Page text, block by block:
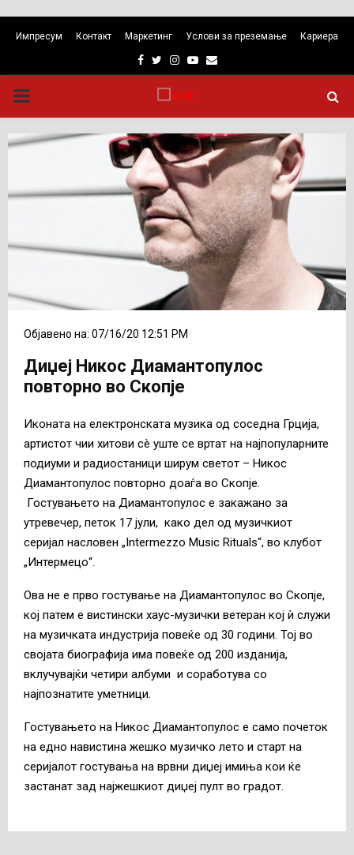
Импресум Контакт Маркетинг Услови за преземање Кариера
Facebook
TwitterInstagram
Youtube
Email
PRIMARY
MENU
Објавено на: 07/16/20 12:51 PM
Диџеј Никос Диамантопулос
повторно во Скопје
Иконата на електронската музика од соседна Грција,
артистот чии хитови сè уште се вртат на најпопуларните
подиуми и радиостаници ширум светот – Никос
Диамантопулос повторно доаѓа во Скопје.
Гостувањето на Диамантопулос е закажано за
утревечер, петок 17 јули, како дел од музичкиот
серијал насловен „Intermеzzo Music Rituals“, во клубот
„Интермецо“.
Ова не е прво гостување на Диамантопулос во Скопје,
кој патем е вистински хаус-музички ветеран кој ѝ служи
на музичката индустрија повеќе од 30 години. Тој во
својата биографија има повеќе од 200 изданија,
вклучувајќи четири албуми и соработува со
најпознатите уметници.
Гостувањето на Никос Диамантопулос е само почеток
на едно навистина жешко музичко лето и старт на
серијалот гостувања на врвни диџеј имиња кои ќе
застанат зад најжешкиот диџеј пулт во градот.